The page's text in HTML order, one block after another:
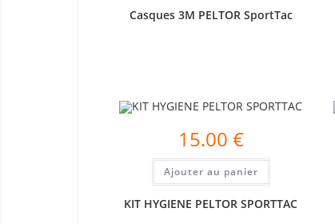
Casques 3M PELTOR SportTac
15.00 €
Ajouter au panier
KIT HYGIENE PELTOR SPORTTAC